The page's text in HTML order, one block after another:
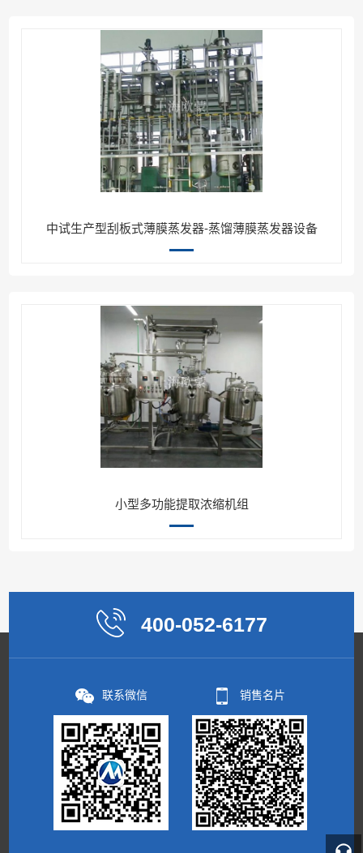
中试生产型刮板式薄膜蒸发器-蒸馏薄膜蒸发器设备
小型多功能提取浓缩机组
400-052-6177
联系微信 销售名片